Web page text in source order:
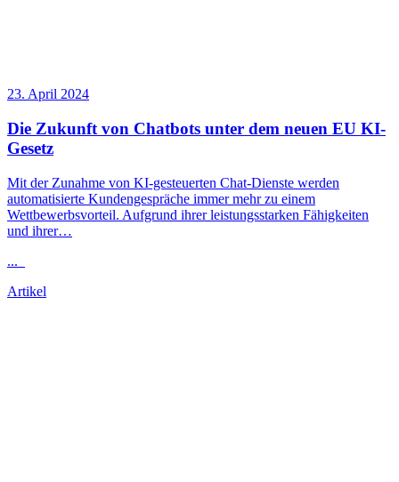
23. April 2024
Die Zukunft von Chatbots unter dem neuen EU KI-
Gesetz
Mit der Zunahme von KI-gesteuerten Chat-Dienste werden
automatisierte Kundengespräche immer mehr zu einem
Wettbewerbsvorteil. Aufgrund ihrer leistungsstarken Fähigkeiten
und ihrer…
...
Artikel